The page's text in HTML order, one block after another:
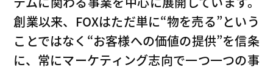
創業以来、FOXはただ単に“物を売る”という
ことではなく“お客様への価値の提供”を信条
に、常にマーケティング志向で一つ一つの事